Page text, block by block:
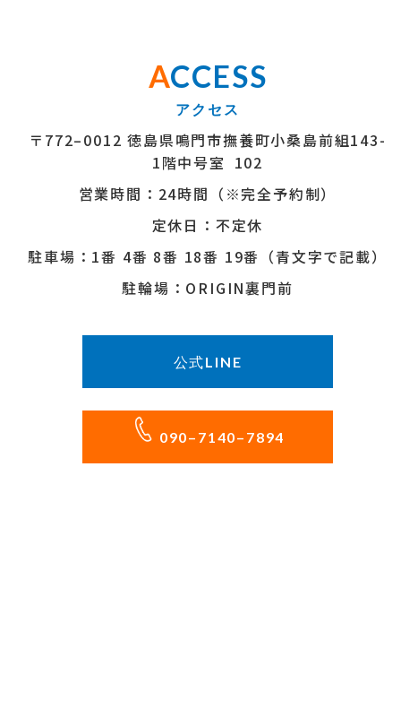
ACCESS
〒772–0012 徳島県鳴門市撫養町小桑島前組143-
1階中号室 102
営業時間：24時間（※完全予約制）
定休日：不定休
駐車場：1番 4番 8番 18番 19番（青文字で記載）
駐輪場：ORIGIN裏門前
公式LINE
090–7140–7894